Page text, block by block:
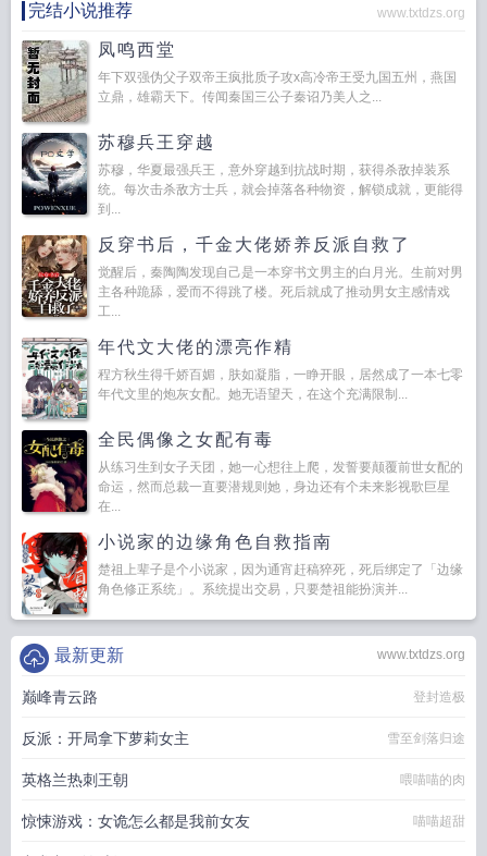
完结小说推荐 www.txtdzs.org
凤鸣西堂
年下双强伪父子双帝王疯批质子攻x高冷帝王受九国五州，燕国
立鼎，雄霸天下。传闻秦国三公子秦诏乃美人之...
苏穆兵王穿越
苏穆，华夏最强兵王，意外穿越到抗战时期，获得杀敌掉装系
统。每次击杀敌方士兵，就会掉落各种物资，解锁成就，更能得
到...
反穿书后，千金大佬娇养反派自救了
觉醒后，秦陶陶发现自己是一本穿书文男主的白月光。生前对男
主各种跪舔，爱而不得跳了楼。死后就成了推动男女主感情戏
工...
年代文大佬的漂亮作精
程方秋生得千娇百媚，肤如凝脂，一睁开眼，居然成了一本七零
年代文里的炮灰女配。她无语望天，在这个充满限制...
全民偶像之女配有毒
从练习生到女子天团，她一心想往上爬，发誓要颠覆前世女配的
命运，然而总裁一直要潜规则她，身边还有个未来影视歌巨星
在...
小说家的边缘角色自救指南
楚祖上辈子是个小说家，因为通宵赶稿猝死，死后绑定了「边缘
角色修正系统」。系统提出交易，只要楚祖能扮演并...
www.txtdzs.org
最新更新
巅峰青云路 登封造极
反派：开局拿下萝莉女主 雪至剑落归途
英格兰热刺王朝 喂喵喵的肉
惊悚游戏：女诡怎么都是我前女友 喵喵超甜